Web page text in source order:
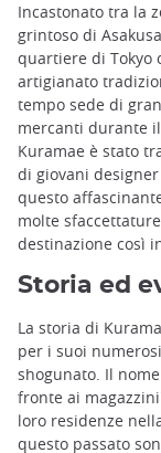
Incastonato tra la
grintoso di
quartiere di Tokyo
artigianato
tempo sede di
mercanti durante
Kuramae è stato
di giovani
questo
molte
destinazione così
Storia ed
La storia di
per i suoi
shogunato. Il
fronte ai
loro residenze
questo passato